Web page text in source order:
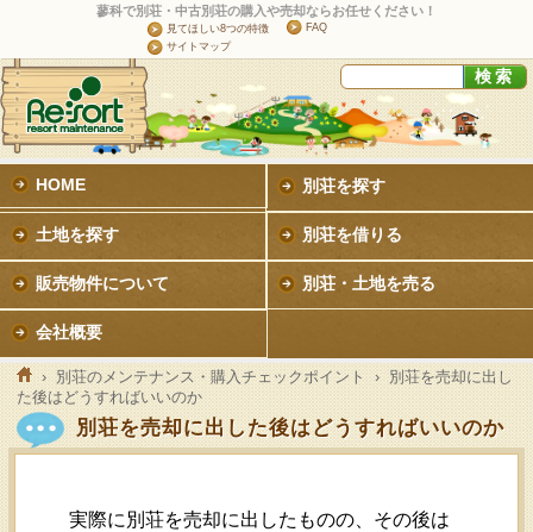
蓼科で別荘・中古別荘の購入や売却ならお任せください！
見てほしい8つの特徴
FAQ
サイトマップ
HOME 別荘を探す
土地を探す 別荘を借りる
販売物件について 別荘・土地を売る
会社概要
›別荘のメンテナンス・購入チェックポイント›別荘を売却に出し
た後はどうすればいいのか
別荘を売却に出した後はどうすればいいのか
実際に別荘を売却に出したものの、その後は